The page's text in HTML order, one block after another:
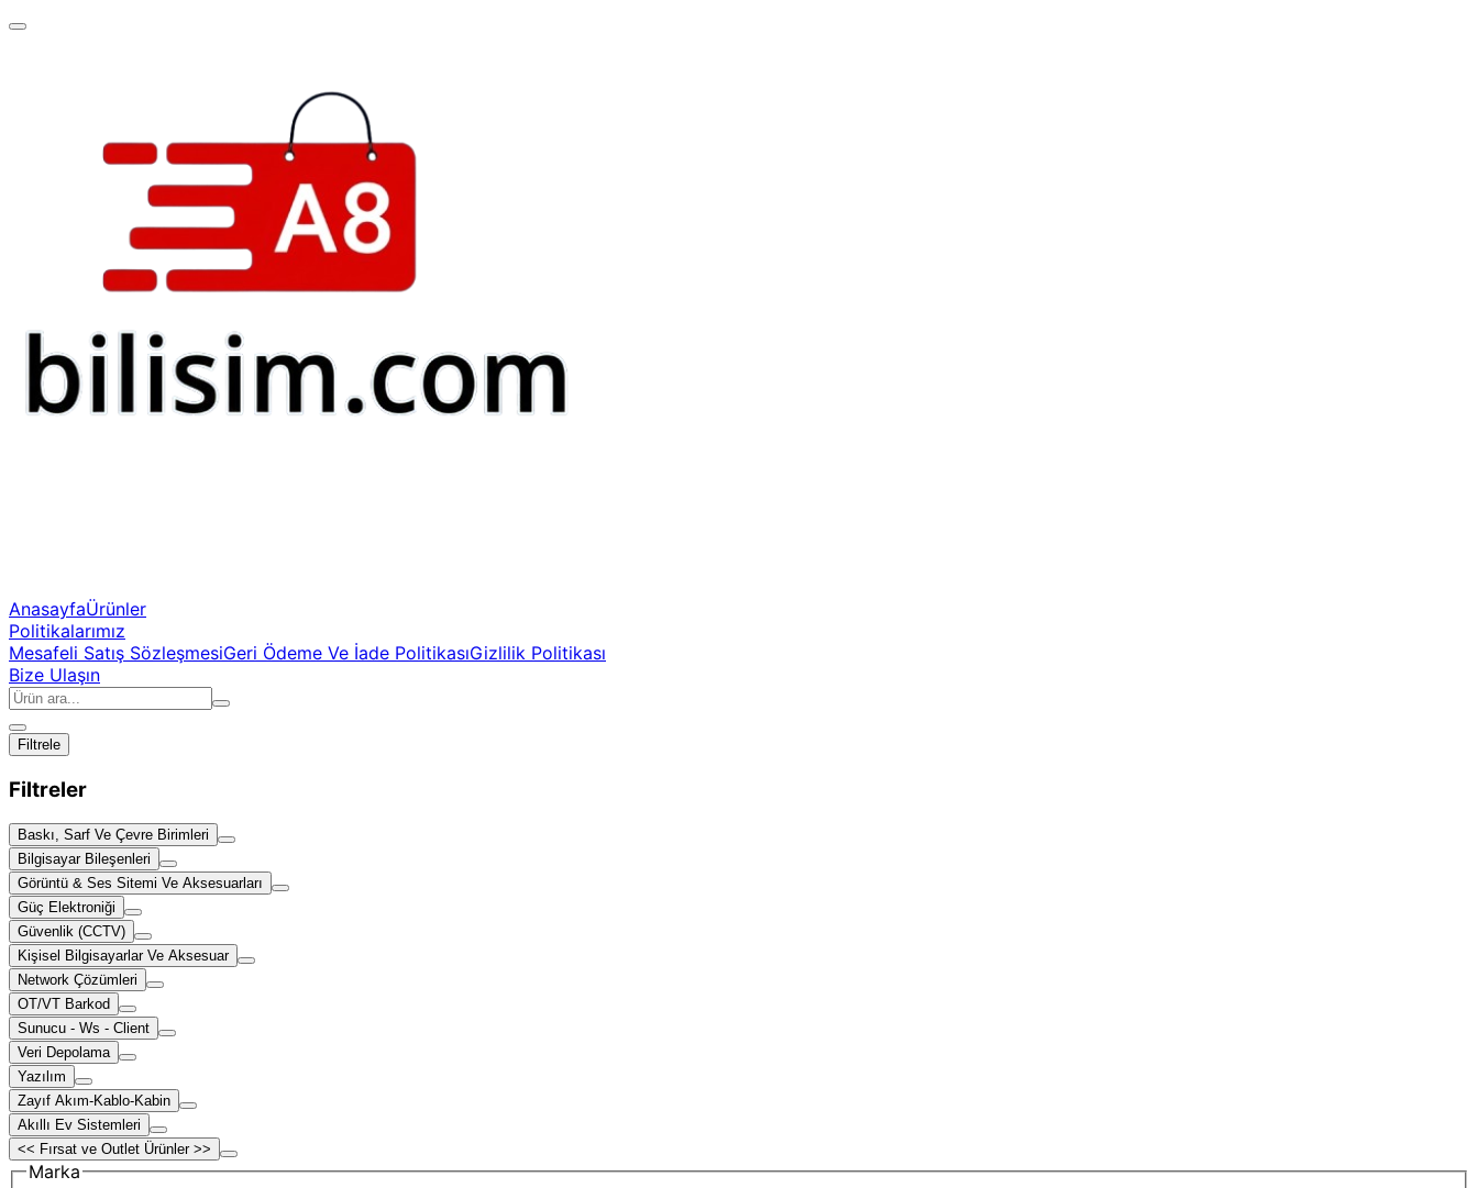
AnasayfaÜrünler
Politikalarımız
Mesafeli Satış SözleşmesiGeri Ödeme Ve İade PolitikasıGizlilik Politikası
Bize Ulaşın
Filtrele
Filtreler
Baskı, Sarf Ve Çevre Birimleri
Bilgisayar Bileşenleri
Görüntü & Ses Sitemi Ve Aksesuarları
Güç Elektroniği
Güvenlik (CCTV)
Kişisel Bilgisayarlar Ve Aksesuar
Network Çözümleri
OT/VT Barkod
Sunucu - Ws - Client
Veri Depolama
Yazılım
Zayıf Akım-Kablo-Kabin
Akıllı Ev Sistemleri
<< Fırsat ve Outlet Ürünler >>
Marka